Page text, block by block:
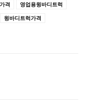
격
영업용윙바디트럭
윙바디트럭가격